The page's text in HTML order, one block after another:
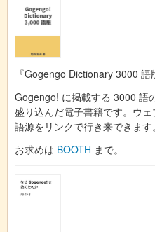
『Gogengo Dictionary 3000 語
Gogengo! に掲載する 3000 語
盛り込んだ電子書籍です。ウ
語源をリンクで行き来できます。
お求めは BOOTH まで。